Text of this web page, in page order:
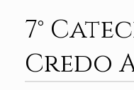
7°
Credo